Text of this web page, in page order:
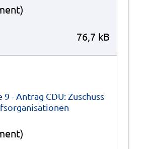
76,7 kB
9 - Antrag CDU: Zuschuss